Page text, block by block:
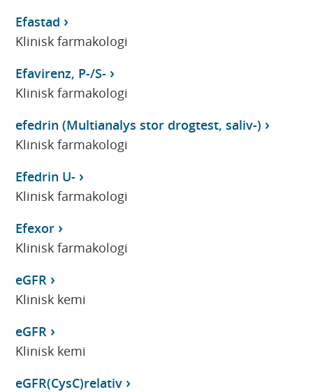
Efastad
Klinisk farmakologi
Efavirenz, P-/S-
Klinisk farmakologi
efedrin (Multianalys stor drogtest, saliv-)
Klinisk farmakologi
Efedrin U-
Klinisk farmakologi
Efexor
Klinisk farmakologi
eGFR
Klinisk kemi
eGFR
Klinisk kemi
eGFR(CysC)relativ